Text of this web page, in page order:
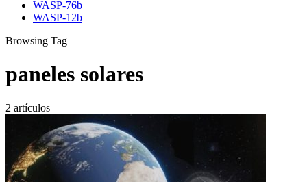
WASP-76b
WASP-12b
Browsing Tag
paneles solares
2 artículos